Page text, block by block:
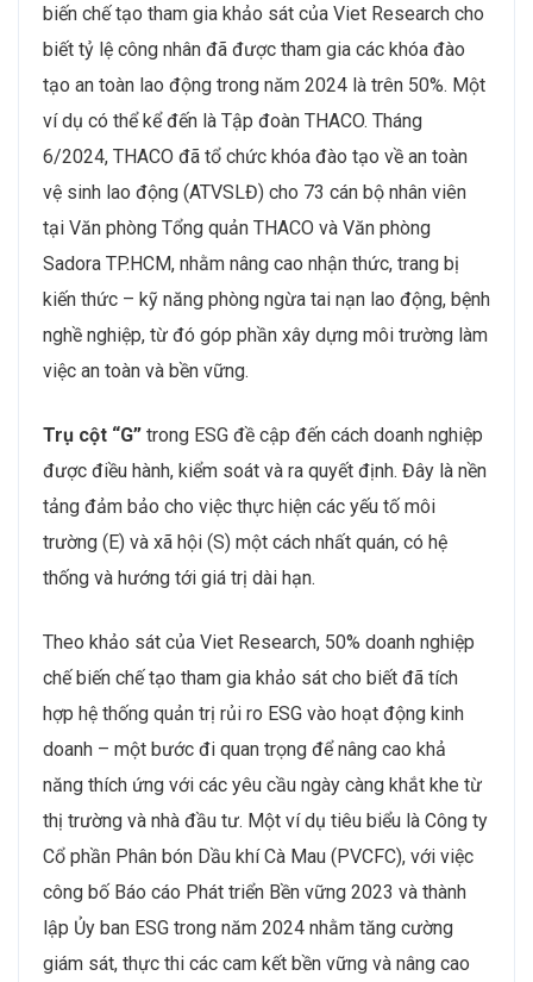
biến chế tạo tham gia khảo sát của Viet Research cho
biết tỷ lệ công nhân đã được tham gia các khóa đào
tạo an toàn lao động trong năm 2024 là trên 50%. Một
ví dụ có thể kể đến là Tập đoàn THACO. Tháng
6/2024, THACO đã tổ chức khóa đào tạo về an toàn
vệ sinh lao động (ATVSLĐ) cho 73 cán bộ nhân viên
tại Văn phòng Tổng quản THACO và Văn phòng
Sadora TP.HCM, nhằm nâng cao nhận thức, trang bị
kiến thức – kỹ năng phòng ngừa tai nạn lao động, bệnh
nghề nghiệp, từ đó góp phần xây dựng môi trường làm
việc an toàn và bền vững.
Trụ cột “G” trong ESG đề cập đến cách doanh nghiệp
được điều hành, kiểm soát và ra quyết định. Đây là nền
tảng đảm bảo cho việc thực hiện các yếu tố môi
trường (E) và xã hội (S) một cách nhất quán, có hệ
thống và hướng tới giá trị dài hạn.
Theo khảo sát của Viet Research, 50% doanh nghiệp
chế biến chế tạo tham gia khảo sát cho biết đã tích
hợp hệ thống quản trị rủi ro ESG vào hoạt động kinh
doanh – một bước đi quan trọng để nâng cao khả
năng thích ứng với các yêu cầu ngày càng khắt khe từ
thị trường và nhà đầu tư. Một ví dụ tiêu biểu là Công ty
Cổ phần Phân bón Dầu khí Cà Mau (PVCFC), với việc
công bố Báo cáo Phát triển Bền vững 2023 và thành
lập Ủy ban ESG trong năm 2024 nhằm tăng cường
giám sát, thực thi các cam kết bền vững và nâng cao